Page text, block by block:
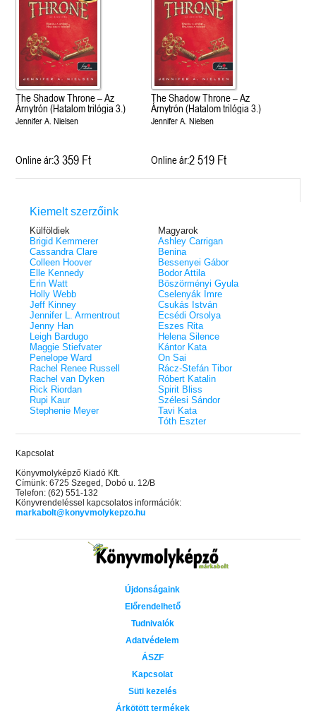
The Shadow Throne – Az
Árnytrón (Hatalom trilógia 3.)
Jennifer A. Nielsen
Online ár:3 359 Ft
The Shadow Throne – Az
Árnytrón (Hatalom trilógia 3.)
Jennifer A. Nielsen
Online ár:2 519 Ft
Kiemelt szerzőink
Külföldiek
Brigid Kemmerer
Cassandra Clare
Colleen Hoover
Elle Kennedy
Erin Watt
Holly Webb
Jeff Kinney
Jennifer L. Armentrout
Jenny Han
Leigh Bardugo
Maggie Stiefvater
Penelope Ward
Rachel Renee Russell
Rachel van Dyken
Rick Riordan
Rupi Kaur
Stephenie Meyer
Magyarok
Ashley Carrigan
Benina
Bessenyei Gábor
Bodor Attila
Böszörményi Gyula
Cselenyák Imre
Csukás István
Ecsédi Orsolya
Eszes Rita
Helena Silence
Kántor Kata
On Sai
Rácz-Stefán Tibor
Róbert Katalin
Spirit Bliss
Szélesi Sándor
Tavi Kata
Tóth Eszter
Kapcsolat
Könyvmolyképző Kiadó Kft.
Címünk: 6725 Szeged, Dobó u. 12/B
Telefon: (62) 551-132
Könyvrendeléssel kapcsolatos információk:
markabolt@konyvmolykepzo.hu
Újdonságaink
Előrendelhető
Tudnivalók
Adatvédelem
ÁSZF
Kapcsolat
Süti kezelés
Árkötött termékek